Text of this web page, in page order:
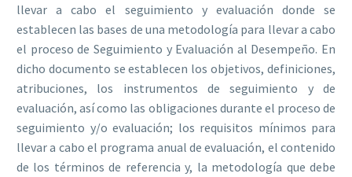
llevar a cabo el seguimiento y evaluación donde se
establecen las bases de una metodología para llevar a cabo
el proceso de Seguimiento y Evaluación al Desempeño. En
dicho documento se establecen los objetivos, definiciones,
atribuciones, los instrumentos de seguimiento y de
evaluación, así como las obligaciones durante el proceso de
seguimiento y/o evaluación; los requisitos mínimos para
llevar a cabo el programa anual de evaluación, el contenido
de los términos de referencia y, la metodología que debe